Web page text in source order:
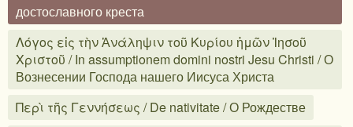
достославного креста
Λόγος εἰς τὴν Ἀνάληψιν τοῦ Κυρίου ἡμῶν Ἰησοῦ
Χριστοῦ / In assumptionem domini nostri Jesu Christi / О
Вознесении Господа нашего Иисуса Христа
Περὶ τῆς Γεννήσεως / De nativitate / О Рождестве